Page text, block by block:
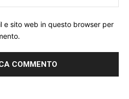
e sito web in questo browser per